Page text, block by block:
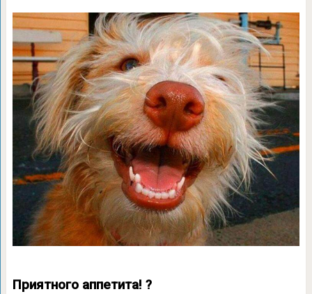
Приятного аппетита! ?